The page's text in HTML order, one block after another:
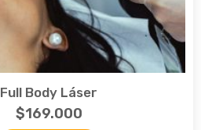
Full Body Láser
$169.000